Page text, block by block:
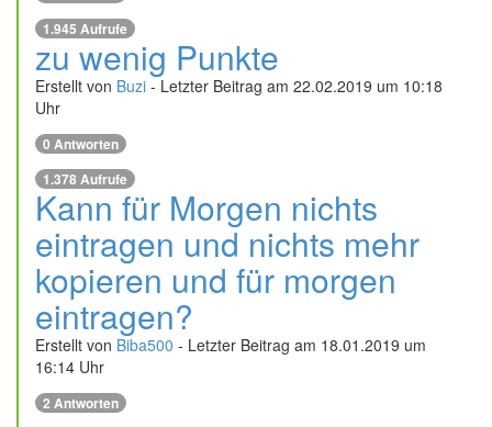
1.945 Aufrufe
zu wenig Punkte
Erstellt von Buzi - Letzter Beitrag am 22.02.2019 um 10:18
Uhr
0 Antworten
1.378 Aufrufe
Kann für Morgen nichts
eintragen und nichts mehr
kopieren und für morgen
eintragen?
Erstellt von Biba500 - Letzter Beitrag am 18.01.2019 um
16:14 Uhr
2 Antworten